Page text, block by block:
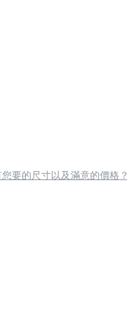
要的尺寸以及滿意的價格？